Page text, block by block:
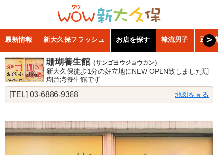
最新情報 新大久保フラッシュ お店を探す 韓流男子 豆知
>
珊瑚養生館 （サンゴヨウジョウカン）
新大久保徒歩1分の好立地にNEW OPEN致しました珊
瑚台湾養生館です
[TEL] 03-6886-9388 地図を見る